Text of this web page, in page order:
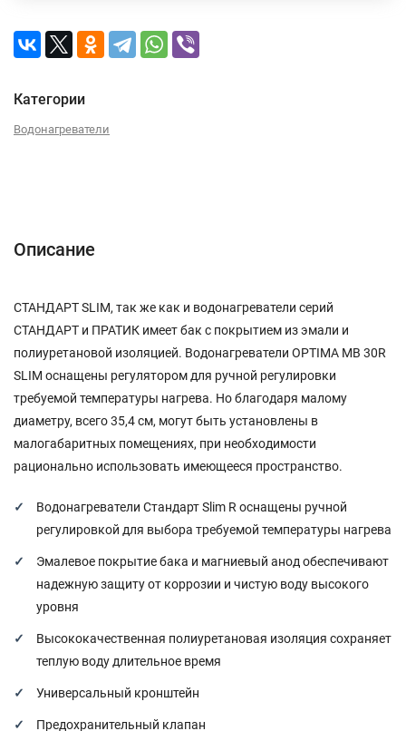
Категории
Водонагреватели
Описание
СТАНДАРТ SLIM, так же как и водонагреватели серий
СТАНДАРТ и ПРАТИК имеет бак с покрытием из эмали и
полиуретановой изоляцией. Водонагреватели OPTIMA MB 30R
SLIM оснащены регулятором для ручной регулировки
требуемой температуры нагрева. Но благодаря малому
диаметру, всего 35,4 см, могут быть установлены в
малогабаритных помещениях, при необходимости
рационально использовать имеющееся пространство.
Водонагреватели Стандарт Slim R оснащены ручной
регулировкой для выбора требуемой температуры нагрева
Эмалевое покрытие бака и магниевый анод обеспечивают
надежную защиту от коррозии и чистую воду высокого
уровня
Высококачественная полиуретановая изоляция сохраняет
теплую воду длительное время
Универсальный кронштейн
Предохранительный клапан